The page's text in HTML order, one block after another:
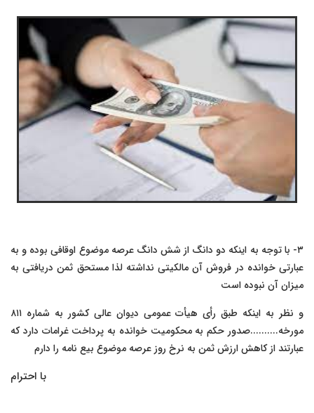
٣- با توجه به اینکه دو دانگ از شش دانگ عرصه موضوع اوقافی بوده و به
عبارتی خوانده در فروش آن مالکیتی نداشته لذا مستحق ثمن دریافتی به
میزان آن نبوده است
و نظر به اینکه طبق رأی هیأت عمومی دیوان عالی کشور به شماره ٨١١
مورخه..........صدور حکم به محکومیت خوانده به پرداخت غرامات دارد که
عبارتند از کاهش ارزش ثمن به نرخ روز عرصه موضوع بیع نامه را دارم
با احترام